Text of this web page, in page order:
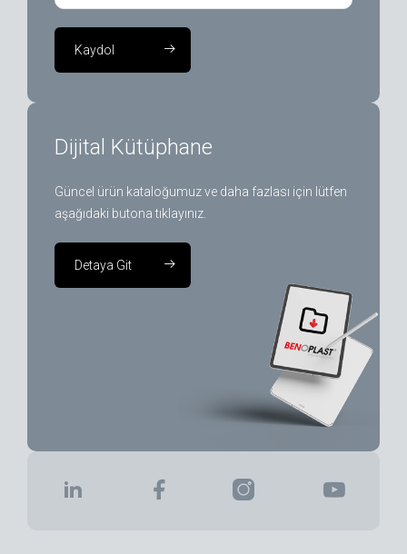
Kaydol
Dijital Kütüphane
Güncel ürün kataloğumuz ve daha fazlası için lütfen
aşağıdaki butona tıklayınız.
Detaya Git